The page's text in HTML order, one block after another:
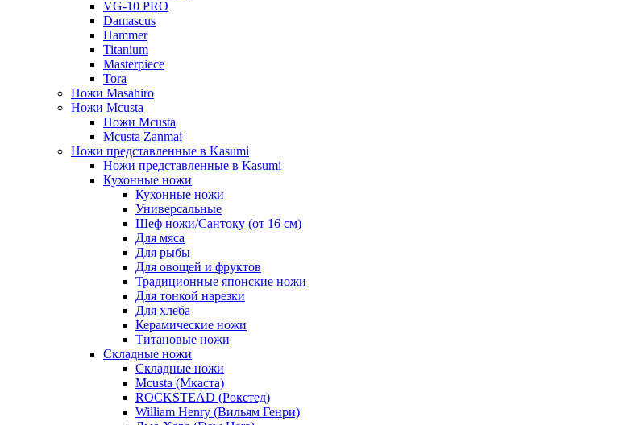
VG-10 PRO
Damascus
Hammer
Titanium
Masterpiece
Tora
Ножи Masahiro
Ножи Mcusta
Ножи Mcusta
Mcusta Zanmai
Ножи представленные в Kasumi
Ножи представленные в Kasumi
Кухонные ножи
Кухонные ножи
Универсальные
Шеф ножи/Сантоку (от 16 см)
Для мяса
Для рыбы
Для овощей и фруктов
Традиционные японские ножи
Для тонкой нарезки
Для хлеба
Керамические ножи
Титановые ножи
Складные ножи
Складные ножи
Mcusta (Мкаста)
ROCKSTEAD (Рокстед)
William Henry (Вильям Генри)